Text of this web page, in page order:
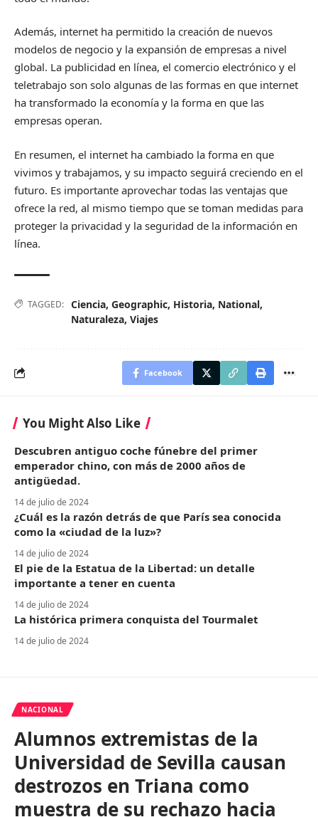
Además, internet ha permitido la creación de nuevos
modelos de negocio y la expansión de empresas a nivel
global. La publicidad en línea, el comercio electrónico y el
teletrabajo son solo algunas de las formas en que internet
ha transformado la economía y la forma en que las
empresas operan.
En resumen, el internet ha cambiado la forma en que
vivimos y trabajamos, y su impacto seguirá creciendo en el
futuro. Es importante aprovechar todas las ventajas que
ofrece la red, al mismo tiempo que se toman medidas para
proteger la privacidad y la seguridad de la información en
línea.
TAGGED: Ciencia, Geographic, Historia, National,
Naturaleza, Viajes
Facebook
You Might Also Like
Descubren antiguo coche fúnebre del primer
emperador chino, con más de 2000 años de
antigüedad.
14 de julio de 2024
¿Cuál es la razón detrás de que París sea conocida
como la «ciudad de la luz»?
14 de julio de 2024
El pie de la Estatua de la Libertad: un detalle
importante a tener en cuenta
14 de julio de 2024
La histórica primera conquista del Tourmalet
14 de julio de 2024
NACIONAL
Alumnos extremistas de la
Universidad de Sevilla causan
destrozos en Triana como
muestra de su rechazo hacia